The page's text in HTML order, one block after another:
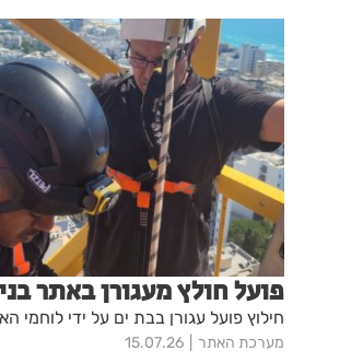
פועל חולץ מעגורן באתר
חילוץ פועל עגורן בבת ים על ידי לוחמי
מערכת האתר 15.07.26